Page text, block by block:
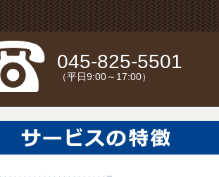
045-825-5501
（平日9:00～17:00）